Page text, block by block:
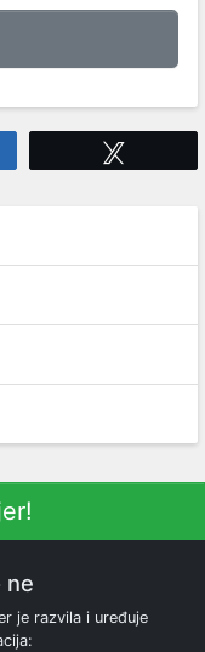
ne
je razvila i uređuje